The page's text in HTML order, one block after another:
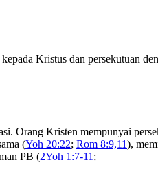
Kristus dan persekutuan
Orang Kristen mempunyai
(Yoh 20:22; Rom 8:9,11),
PB (2Yoh 1:7-11 ;